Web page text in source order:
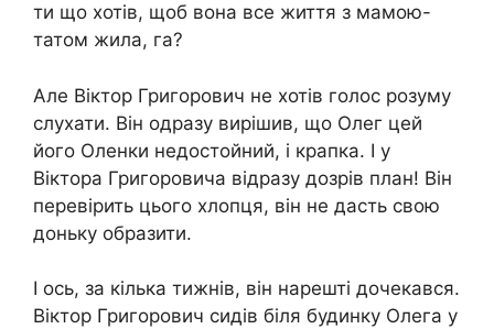
ти що хотів, щоб вона все життя з мамою-
татом жила, га?
Але Віктор Григорович не хотів голос розуму
слухати. Він одразу вирішив, що Олег цей
його Оленки недостойний, і крапка. І у
Віктора Григоровича відразу дозрів план! Він
перевірить цього хлопця, він не дасть свою
доньку образити.
І ось, за кілька тижнів, він нарешті дочекався.
Віктор Григорович сидів біля будинку Олега у